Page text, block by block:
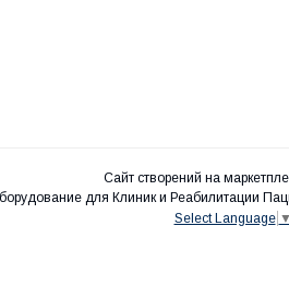
Сайт створений на
Select Language ▼